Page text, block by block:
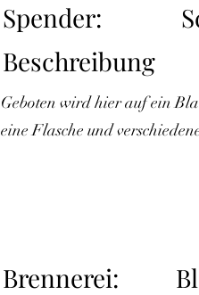
Spender:
Beschreibung
Geboten wird hier auf ein
eine Flasche und
Brennerei: